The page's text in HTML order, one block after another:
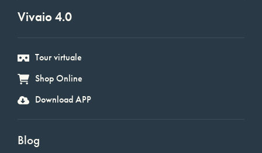
Vivaio 4.0
Tour virtuale
Shop Online
Download APP
Blog